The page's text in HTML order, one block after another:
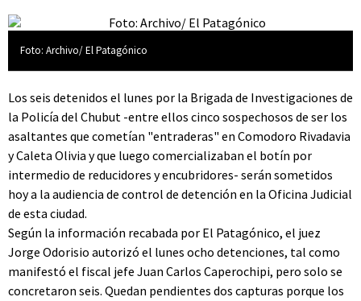
Foto: Archivo/ El Patagónico
Los seis detenidos el lunes por la Brigada de Investigaciones de
la Policía del Chubut -entre ellos cinco sospechosos de ser los
asaltantes que cometían "entraderas" en Comodoro Rivadavia
y Caleta Olivia y que luego comercializaban el botín por
intermedio de reducidores y encubridores- serán sometidos
hoy a la audiencia de control de detención en la Oficina Judicial
de esta ciudad.
Según la información recabada por El Patagónico, el juez
Jorge Odorisio autorizó el lunes ocho detenciones, tal como
manifestó el fiscal jefe Juan Carlos Caperochipi, pero solo se
concretaron seis. Quedan pendientes dos capturas porque los